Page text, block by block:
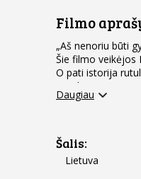
Filmo
„Aš nenoriu būti
Šie filmo veikėjos
O pati istorija
vaizdingame
šios įstaigos
susmukęs
ir pasišiaušęs,
su aplinkiniais. Iš
Daugiau
Šalis:
Lietuva